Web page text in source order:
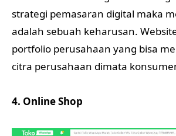
strategi pemasaran digital maka
adalah sebuah keharusan.
portfolio perusahaan yang bisa
citra perusahaan dimata
4. Online Shop